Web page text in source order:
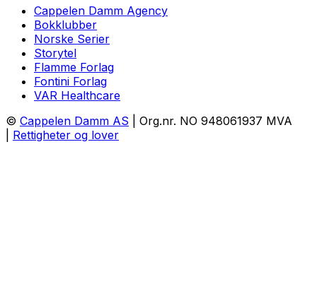
Cappelen Damm Agency
Bokklubber
Norske Serier
Storytel
Flamme Forlag
Fontini Forlag
VAR Healthcare
© Cappelen Damm AS | Org.nr. NO 948061937 MVA
Rettigheter og lover